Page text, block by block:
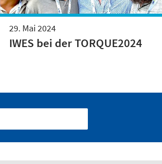
29. Mai 2024
IWES bei der TORQUE2024